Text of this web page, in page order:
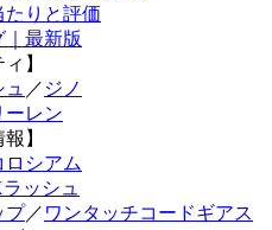
たりと評価
最新版
】
／ ジノ
ーレン
】
シアム
ッシュ
プ／ ワンタッチコードギアス